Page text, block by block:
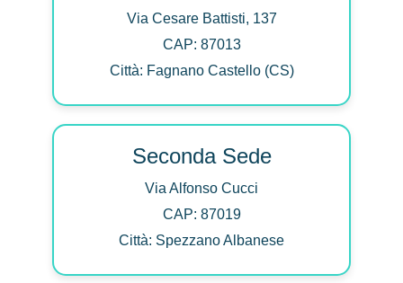
Via Cesare Battisti, 137
CAP: 87013
Città: Fagnano Castello (CS)
Seconda Sede
Via Alfonso Cucci
CAP: 87019
Città: Spezzano Albanese